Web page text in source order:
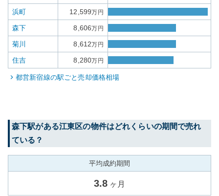
浜町 12,599万円
森下 8,606万円
菊川 8,612万円
住吉 8,280万円
都営新宿線の駅ごと売却価格相場
森下駅がある江東区の物件はどれくらいの期間で売れ
ている？
平均成約期間
3.8 ヶ月